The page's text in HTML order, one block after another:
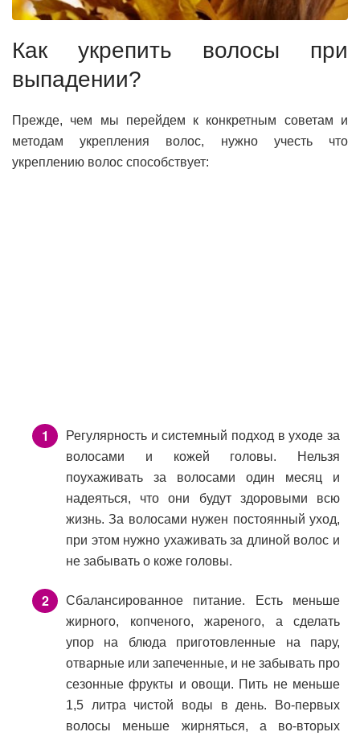
Как укрепить волосы при
выпадении?
Прежде, чем мы перейдем к конкретным советам и
методам укрепления волос, нужно учесть что
укреплению волос способствует:
Регулярность и системный подход в уходе за
волосами и кожей головы. Нельзя
поухаживать за волосами один месяц и
надеяться, что они будут здоровыми всю
жизнь. За волосами нужен постоянный уход,
при этом нужно ухаживать за длиной волос и
не забывать о коже головы.
Сбалансированное питание. Есть меньше
жирного, копченого, жареного, а сделать
упор на блюда приготовленные на пару,
отварные или запеченные, и не забывать про
сезонные фрукты и овощи. Пить не меньше
1,5 литра чистой воды в день. Во-первых
волосы меньше жирняться, а во-вторых